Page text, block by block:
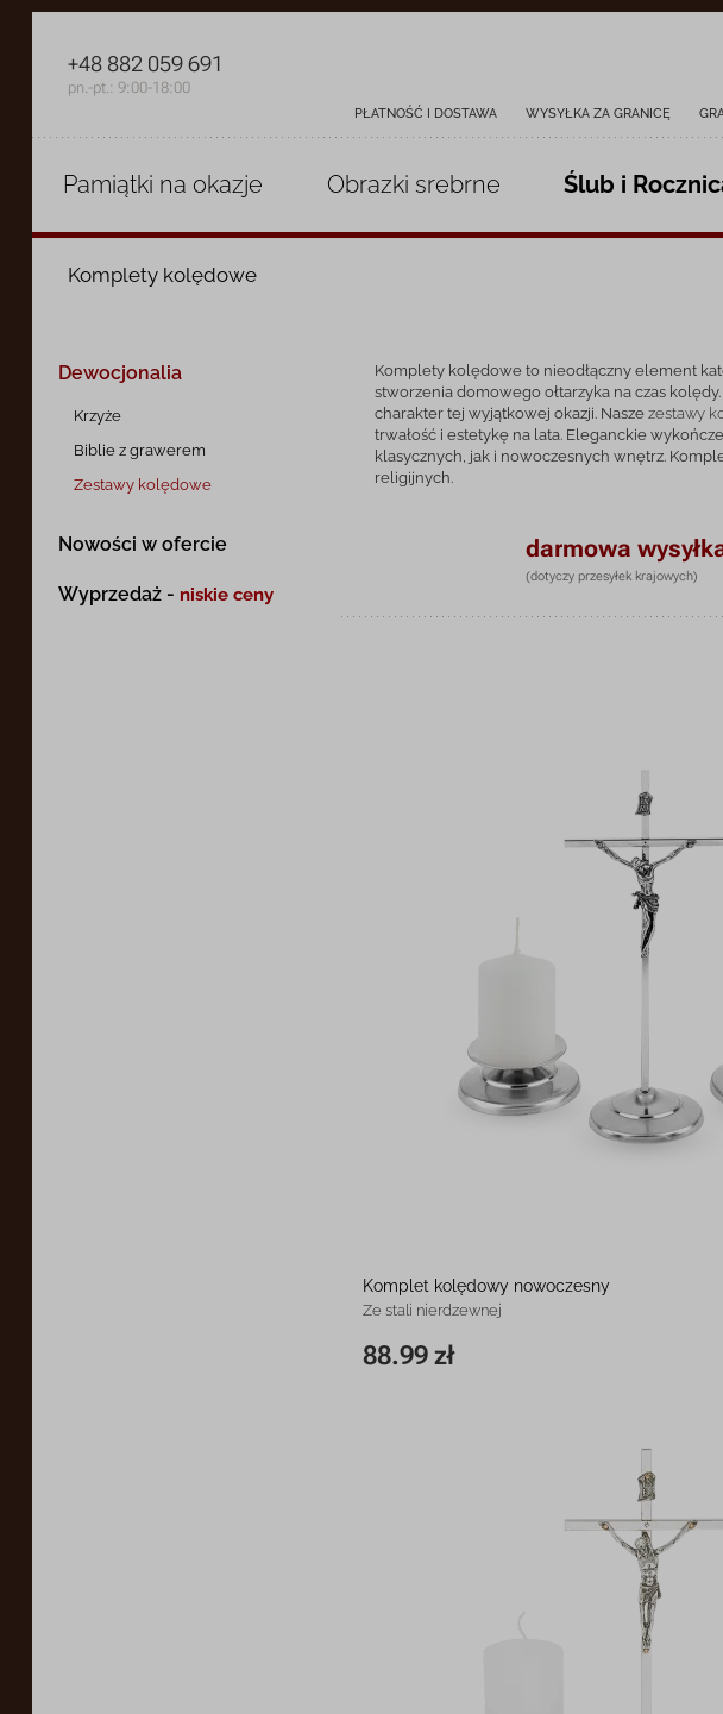
PŁATNOŚĆ I DOSTAWA WYSYŁKA ZA GRANICĘ
+48 882 059 691
pn.-pt.: 9:00-18:00
Pamiątki na okazje Obrazki srebrne Ślub i
Komplety kolędowe
Dewocjonalia
Krzyże
Biblie z grawerem
Zestawy kolędowe
Nowości w ofercie
Wyprzedaż - niskie ceny
Komplety kolędowe to nieodłączny element
stworzenia domowego ołtarzyka na czas
charakter tej wyjątkowej okazji. Nasze zestawy
trwałość i estetykę na lata. Eleganckie
klasycznych, jak i nowoczesnych wnętrz.
religijnych.
darmowa
(dotyczy przesyłek krajowych)
Komplet kolędowy nowoczesny
Ze stali nierdzewnej
88.99 zł
19 cm